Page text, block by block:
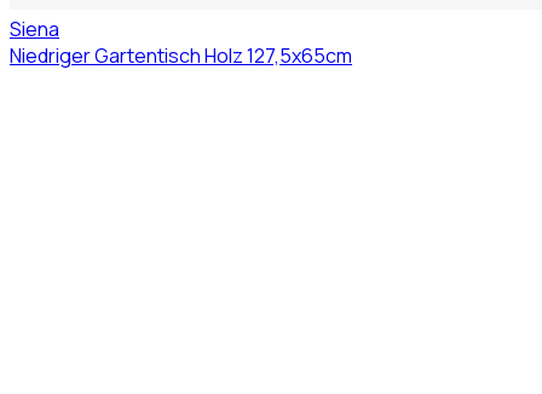
Siena
Niedriger Gartentisch Holz 127,5x65cm